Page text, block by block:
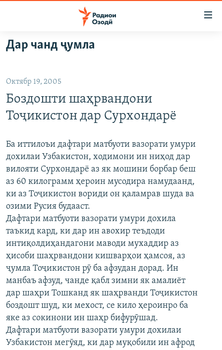
Ҷаҳиш
ба
аслӣ
Ҷаҳиш
ба
феҳристи
Ҷаҳиш
ҷустор
ГӮШАҲО
ҶОМЕА
ОСИЁИ МАРКАЗӢ
ФАРҲАНГ
МЕҲМОНИ ОЗОДӢ
ВАРЗИШ
РӮЗГОРИ МУҲОҶИР
САЛОМ, ХОҲАР
ТАҲҚИҚОТ
ҶАНГ ДАР УКРАИНА
НАЗАРИ МАРДУМ
БЛОГИСТОН
ОЗОДӢ ОНЛАЙН
ЧАНДРАСОНАӢ
ВИДЕО
НИГОРИСТОН
ГУЗОРИШҲОИ РАДИОӢ
РӮЙХАТҲО
КИТОБҲОИ ОЗОДӢ
Русский
ПАЙГИРӢ КУНЕД
Ҳамаи сомонаҳои RFE/RL
Дар чанд ҷумла
Октябр 19, 2005
Боздошти шаҳрвандони
Тоҷикистон дар Сурхондарё
Ба иттилоъи дафтари матбуоти вазорати умури
дохилаи Узбакистон, ходимони ин ниҳод дар
вилояти Сурхондарё аз як мошини борбар беш
аз 60 килограмм ҳероин мусодира намудаанд,
ки аз Тоҷикистон вориди он қаламрав шуда ва
озими Русия будааст.
Дафтари матбуоти вазорати умури дохила
таъкид кард, ки дар ин авохир теъдоди
интиқолдиҳандагони маводи мухаддир аз
ҳисоби шаҳрвандони кишварҳои ҳамсоя, аз
ҷумла Тоҷикистон рӯ ба афзудан дорад. Ин
манбаъ афзуд, чанде қабл зимни як амалиёт
дар шаҳри Тошканд як шаҳрванди Тоҷикистон
боздошт шуд, ки мехост, се кило ҳероинро ба
яке аз сокинони ин шаҳр бифурӯшад.
Дафтари матбуоти вазорати умури дохилаи
Узбакистон мегӯяд, ки дар муқобили ин афрод